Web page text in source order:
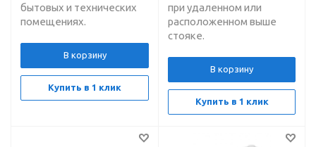
бытовых и технических
помещениях.
В корзину
Купить в 1 клик
при удаленном или
расположенном выше
стояке.
В корзину
Купить в 1 клик